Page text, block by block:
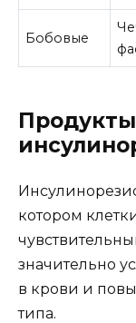
Бобовые
котором
значительно
в крови и
типа.